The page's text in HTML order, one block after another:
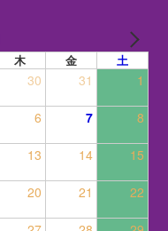
木 金 土
30 31 1
6 7 8
13 14 15
20 21 22